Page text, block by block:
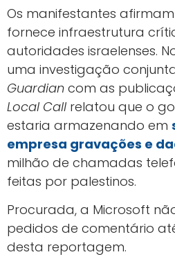
Os manifestantes
fornece infraestrutura
autoridades israelenses.
uma investigação
Guardian com as
Local Call relatou que o
estaria armazenando em
empresa gravações e
milhão de chamadas
feitas por palestinos.
Procurada, a Microsoft
pedidos de comentário
desta reportagem.